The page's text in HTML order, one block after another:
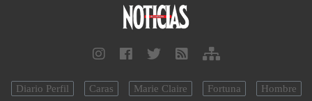
Diario Perfil Caras Marie Claire Fortuna Hombre